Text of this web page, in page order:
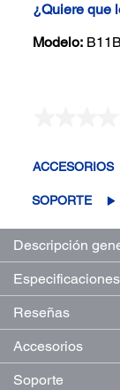
¿Quiere que
Modelo:
ACCESORIOS
SOPORTE
Descripción
Especificaciones
Reseñas
Accesorios
Soporte